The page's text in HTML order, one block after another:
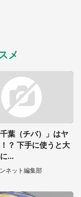
メ
葉（チバ）」はヤ
？ 下手に使うと大
...
ネット編集部